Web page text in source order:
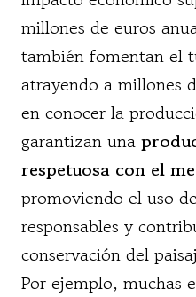
millones de euros
también fomentan el
atrayendo a millones
en conocer la
garantizan una
respetuosa con el
promoviendo el uso
responsables y
conservación del
Por ejemplo, muchas